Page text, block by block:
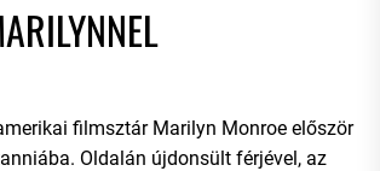
filmsztár Marilyn Monroe először
Oldalán újdonsült férjével, az